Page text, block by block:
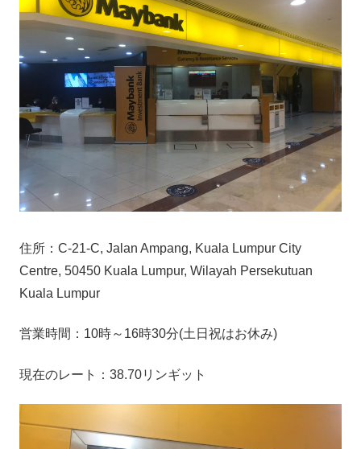
住所：C-21-C, Jalan Ampang, Kuala Lumpur City
Centre, 50450 Kuala Lumpur, Wilayah Persekutuan
Kuala Lumpur
営業時間：10時～16時30分(土日祝はお休み)
現在のレート：38.70リンギット